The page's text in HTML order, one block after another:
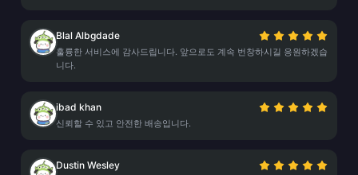
Blal Albgdade
훌륭한 서비스에 감사드립니다. 앞으로도 계속 번창하시길 응원하겠습
니다.
ibad khan
신뢰할 수 있고 안전한 배송입니다.
Dustin Wesley